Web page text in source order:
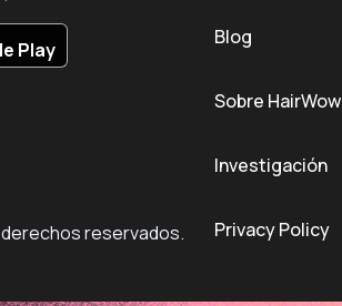
Play
Blog
Sobre HairWow
Investigación
Privacy Policy
reservados.